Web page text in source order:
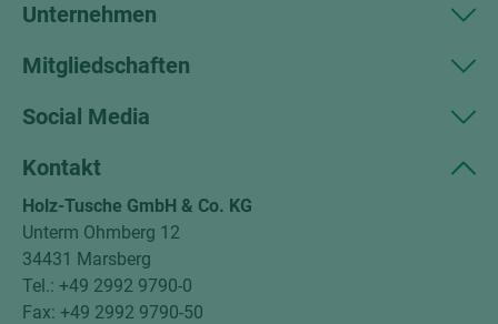
Unternehmen
Mitgliedschaften
Social Media
Kontakt
Holz-Tusche GmbH & Co. KG
Unterm Ohmberg 12
34431 Marsberg
Tel.: +49 2992 9790-0
Fax: +49 2992 9790-50